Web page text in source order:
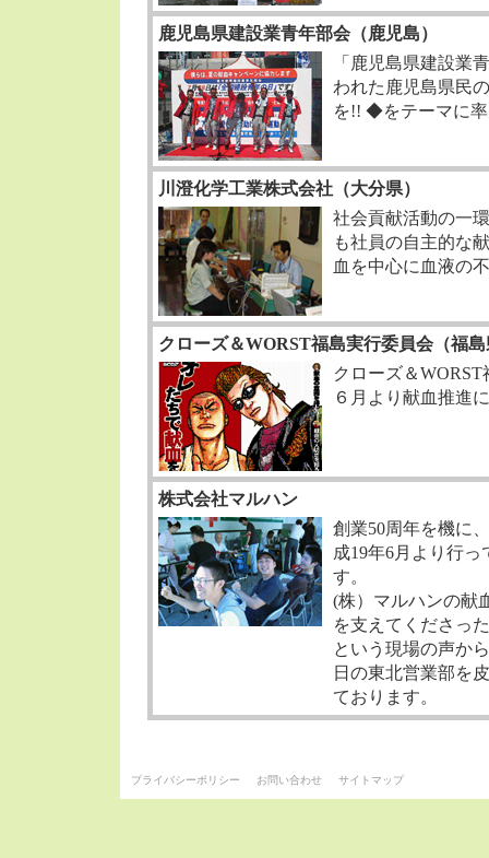
鹿児島県建設業青年部会（鹿児島）
「鹿児島県建設業
われた鹿児島県民
を!! ◆をテーマに
川澄化学工業株式会社（大分県）
社会貢献活動の一
も社員の自主的な
血を中心に血液の
クローズ＆WORST福島実行委員会（福
クローズ＆
６月より献血推進
株式会社マルハン
創業50周年を機に
成19年6月より行
す。
(株）マルハンの献
を支えてくださっ
という現場の声か
日の東北営業部を
ております。
プライバシーポリシー お問い合わせ サイトマップ